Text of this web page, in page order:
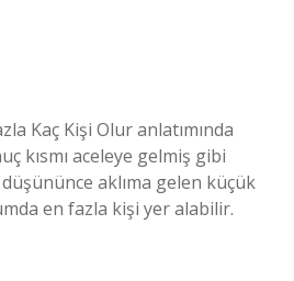
Kaç Kişi Olur anlatımında
kısmı aceleye gelmiş gibi
aklıma gelen küçük
en fazla kişi yer alabilir.